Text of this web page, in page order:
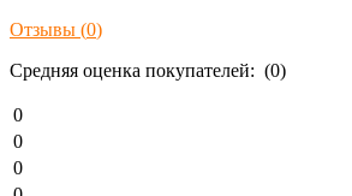
Отзывы (0)
Средняя оценка покупателей: (0)
0
0
0